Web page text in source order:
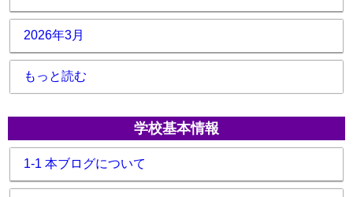
2026年3月
もっと読む
学校基本情報
1-1 本ブログについて